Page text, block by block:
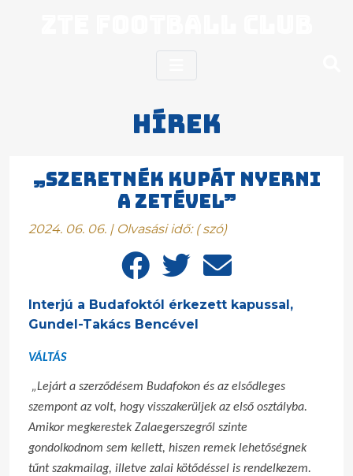
Hírek
„SZERETNÉK KUPÁT NYERNI
A ZETÉVEL”
2024. 06. 06. | Olvasási idő: (szó)
Interjú a Budafoktól érkezett kapussal,
Gundel-Takács Bencével
VÁLTÁS
„Lejárt a szerződésem Budafokon és az elsődleges
szempont az volt, hogy visszakerüljek az első osztályba.
Amikor megkerestek Zalaegerszegről szinte
gondolkodnom sem kellett, hiszen remek lehetőségnek
tűnt szakmailag, illetve zalai kötődéssel is rendelkezem.